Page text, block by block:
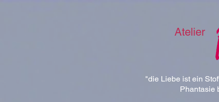
Atelier
"die Liebe ist ein
Phantasie